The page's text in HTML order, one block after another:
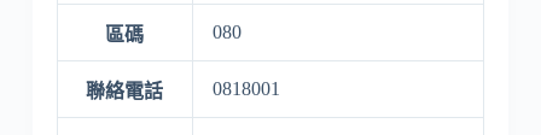
區碼 080
聯絡電話 0818001